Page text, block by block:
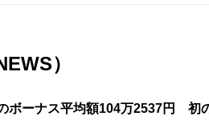
）
ボーナス平均額104万2537円